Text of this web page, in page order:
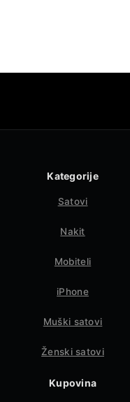
Kategorije
Satovi
Nakit
Mobiteli
iPhone
Muški satovi
Ženski satovi
Kupovina